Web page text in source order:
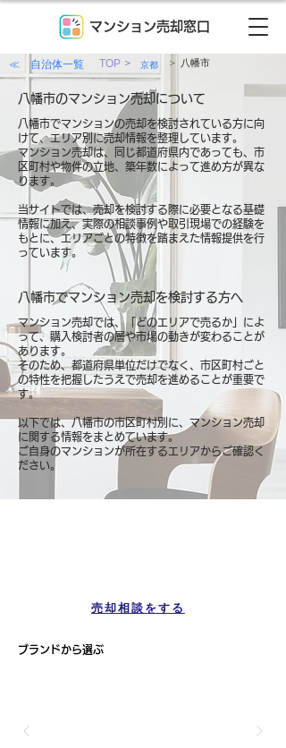
マンション売却窓口
≪ 自治体一覧 TOP > 京都 > 八幡市
八幡市のマンション売却について
八幡市でマンションの売却を検討されている方に向
けて、エリア別に売却情報を整理しています。
マンション売却は、同じ都道府県内であっても、市
区町村や物件の立地、築年数によって進め方が異な
ります。
当サイトでは、売却を検討する際に必要となる基礎
情報に加え、実際の相談事例や取引現場での経験を
もとに、エリアごとの特徴を踏まえた情報提供を行
っています。
八幡市でマンション売却を検討する方へ
マンション売却では、「どのエリアで売るか」によ
って、購入検討者の層や市場の動きが変わることが
あります。
そのため、都道府県単位だけでなく、市区町村ごと
の特性を把握したうえで売却を進めることが重要で
す。
以下では、八幡市の市区町村別に、マンション売却
に関する情報をまとめています。
ご自身のマンションが所在するエリアからご確認く
ださい。
売却相談をする
ブランドから選ぶ